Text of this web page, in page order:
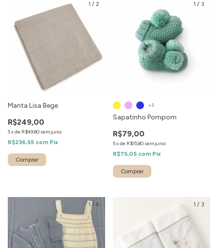
1 / 2
Manta Lisa Bege
R$249,00
5xde R$49,80 sem juros
R$236,55 com Pix
1 / 3
Sapatinho Pompom
R$79,00
5xde R$15,80 sem juros
R$75,05 com Pix
+3
Comprar
1 / 4 1 / 3